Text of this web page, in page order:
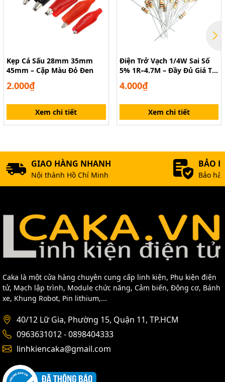
Kẹp Cá Sấu 28mm 35mm
45mm – Cặp Màu Đỏ Đen
2.000₫
Xem chi tiết
Điện Trở Vạch 1/4W Sai Số
5% 1R–4.7M – Đầy Đủ Giá Trị
4.000₫
Xem chi tiết
GIAO HÀNG NHANH
Nội thành Hồ Chí Minh
BẢO
Bảo
Caka là một cửa hàng chuyên cung cấp linh kiện, Phụ kiện điện
tử, Mạch lập trình, Module chức năng, Cảm biến, Động cơ, Bánh
xe, Khung Robot, Pin lithium,...
40/12 Lữ Gia, Phường 15, Quận 11, TP.HCM
0963631012 - 0898404333
linhkiencaka@gmail.com